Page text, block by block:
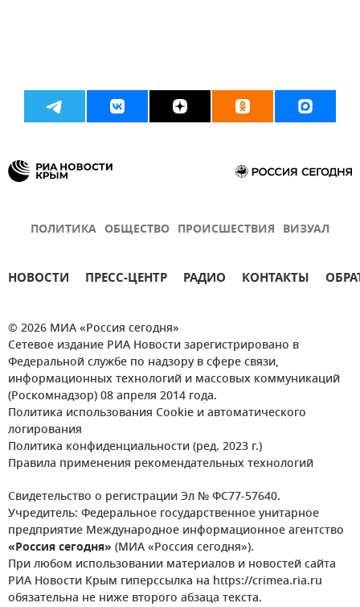
ПОЛИТИКА ОБЩЕСТВО ПРОИСШЕСТВИЯ ВИЗУАЛ
НОВОСТИ ПРЕСС-ЦЕНТР РАДИО КОНТАКТЫ
© 2026 МИА «Россия сегодня»
Сетевое издание РИА Новости зарегистрировано в
Федеральной службе по надзору в сфере связи,
информационных технологий и массовых коммуникаций
(Роскомнадзор) 08 апреля 2014 года.
Политика использования Cookie и автоматического
логирования
Политика конфиденциальности (ред. 2023 г.)
Правила применения рекомендательных технологий
Свидетельство о регистрации Эл № ФС77-57640.
Учредитель: Федеральное государственное унитарное
предприятие Международное информационное агентство
«Россия сегодня» (МИА «Россия сегодня»).
При любом использовании материалов и новостей сайта
РИА Новости Крым гиперссылка на https://crimea.ria.ru
обязательна не ниже второго абзаца текста.